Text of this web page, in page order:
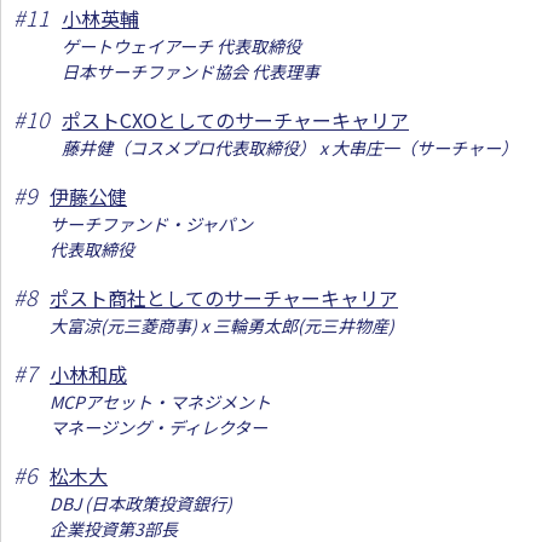
#11 小林英輔
ゲートウェイアーチ 代表取締役
日本サーチファンド協会 代表理事
#10 ポストCXOとしてのサーチャーキャリア
藤井健（コスメプロ代表取締役） x 大串庄一（サーチャー）
#9 伊藤公健
サーチファンド・ジャパン
代表取締役
#8 ポスト商社としてのサーチャーキャリア
大富涼(元三菱商事) x 三輪勇太郎(元三井物産)
#7 小林和成
MCPアセット・マネジメント
マネージング・ディレクター
#6 松木大
DBJ (日本政策投資銀行)
企業投資第3部長